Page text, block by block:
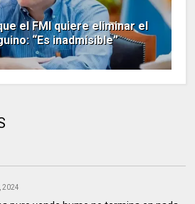
el FMI quiere eliminar el
“Es inadmisible”
2024